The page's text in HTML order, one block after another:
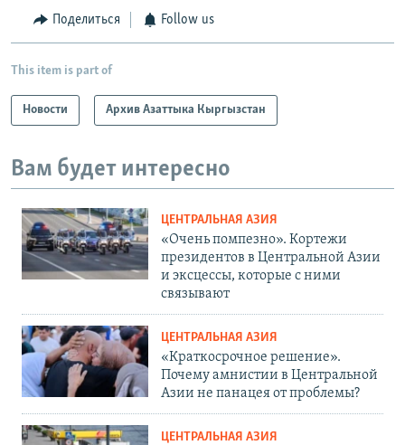
Поделиться Follow us
This item is part of
Новости Архив Азаттыка Кыргызстан
Вам будет интересно
ЦЕНТРАЛЬНАЯ АЗИЯ
«Очень помпезно». Кортежи
президентов в Центральной Азии
и эксцессы, которые с ними
связывают
ЦЕНТРАЛЬНАЯ АЗИЯ
«Краткосрочное решение».
Почему амнистии в Центральной
Азии не панацея от проблемы?
ЦЕНТРАЛЬНАЯ АЗИЯ